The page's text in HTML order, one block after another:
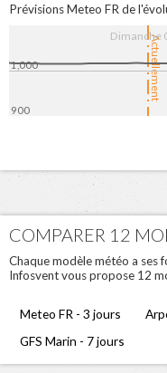
Prévisions Meteo FR de
Actuellement
Dimanche
900
1,000
COMPARER 12
Chaque modèle météo a ses
Infosvent vous propose 12
Meteo FR - 3 jours
GFS Marin - 7 jours